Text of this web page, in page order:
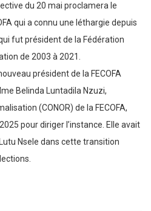
du 20 mai proclamera le
qui a connu une léthargie depuis
fut président de la Fédération
de 2003 à 2021.
président de la FECOFA
Belinda Luntadila Nzuzi,
(CONOR) de la FECOFA,
pour diriger l’instance. Elle avait
Nsele dans cette transition